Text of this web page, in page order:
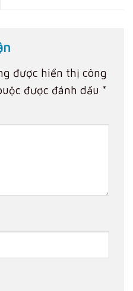
được hiển thị công
được đánh dấu *